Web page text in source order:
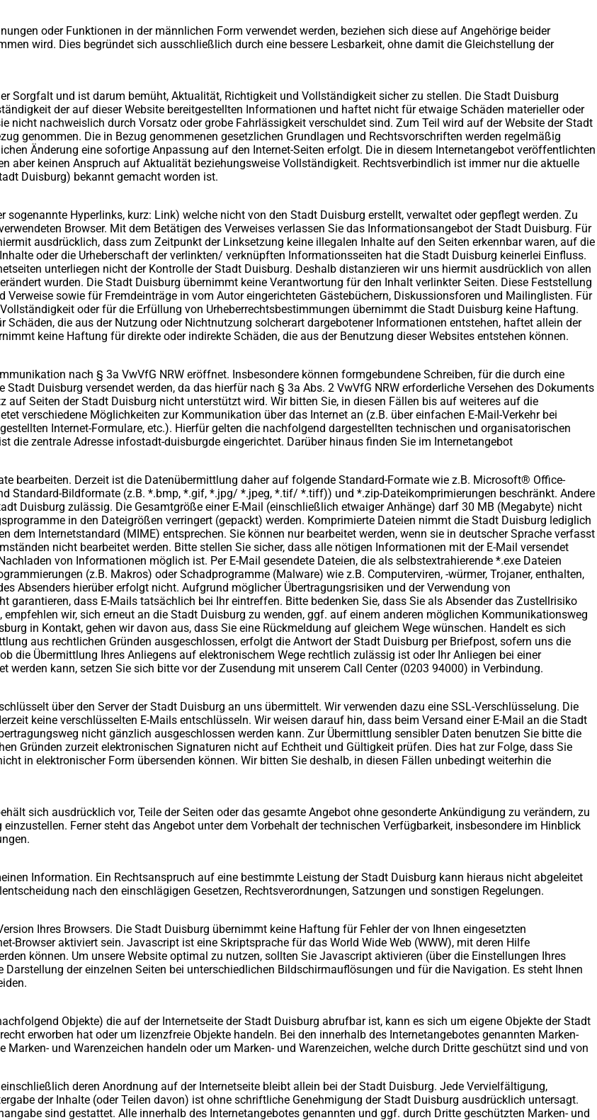
oder Funktionen in der männlichen Form verwendet werden, beziehen sich diese auf Angehörige beider
wird. Dies begründet sich ausschließlich durch eine bessere Lesbarkeit, ohne damit die Gleichstellung der
Sorgfalt und ist darum bemüht, Aktualität, Richtigkeit und Vollständigkeit sicher zu stellen. Die Stadt Duisburg
der auf dieser Website bereitgestellten Informationen und haftet nicht für etwaige Schäden materieller oder
nicht nachweislich durch Vorsatz oder grobe Fahrlässigkeit verschuldet sind. Zum Teil wird auf der Website der Stadt
genommen. Die in Bezug genommenen gesetzlichen Grundlagen und Rechtsvorschriften werden regelmäßig
Änderung eine sofortige Anpassung auf den Internet-Seiten erfolgt. Die in diesem Internetangebot veröffentlichten
aber keinen Anspruch auf Aktualität beziehungsweise Vollständigkeit. Rechtsverbindlich ist immer nur die aktuelle
Duisburg) bekannt gemacht worden ist.
Hyperlinks, kurz: Link) welche nicht von den Stadt Duisburg erstellt, verwaltet oder gepflegt werden. Zu
Browser. Mit dem Betätigen des Verweises verlassen Sie das Informationsangebot der Stadt Duisburg. Für
ausdrücklich, dass zum Zeitpunkt der Linksetzung keine illegalen Inhalte auf den Seiten erkennbar waren, auf die
oder die Urheberschaft der verlinkten/ verknüpften Informationsseiten hat die Stadt Duisburg keinerlei Einfluss.
unterliegen nicht der Kontrolle der Stadt Duisburg. Deshalb distanzieren wir uns hiermit ausdrücklich von allen
wurden. Die Stadt Duisburg übernimmt keine Verantwortung für den Inhalt verlinkter Seiten. Diese Feststellung
sowie für Fremdeinträge in vom Autor eingerichteten Gästebüchern, Diskussionsforen und Mailinglisten. Für
oder für die Erfüllung von Urheberrechtsbestimmungen übernimmt die Stadt Duisburg keine Haftung.
die aus der Nutzung oder Nichtnutzung solcherart dargebotener Informationen entstehen, haftet allein der
keine Haftung für direkte oder indirekte Schäden, die aus der Benutzung dieser Websites entstehen können.
nach § 3a VwVfG NRW eröffnet. Insbesondere können formgebundene Schreiben, für die durch eine
Duisburg versendet werden, da das hierfür nach § 3a Abs. 2 VwVfG NRW erforderliche Versehen des Dokuments
Seiten der Stadt Duisburg nicht unterstützt wird. Wir bitten Sie, in diesen Fällen bis auf weiteres auf die
verschiedene Möglichkeiten zur Kommunikation über das Internet an (z.B. über einfachen E-Mail-Verkehr bei
Internet-Formulare, etc.). Hierfür gelten die nachfolgend dargestellten technischen und organisatorischen
die zentrale Adresse infostadt-duisburgde eingerichtet. Darüber hinaus finden Sie im Internetangebot
bearbeiten. Derzeit ist die Datenübermittlung daher auf folgende Standard-Formate wie z.B. Microsoft® Office-
Standard-Bildformate (z.B. *.bmp, *.gif, *.jpg/ *.jpeg, *.tif/ *.tiff)) und *.zip-Dateikomprimierungen beschränkt. Andere
Duisburg zulässig. Die Gesamtgröße einer E-Mail (einschließlich etwaiger Anhänge) darf 30 MB (Megabyte) nicht
in den Dateigrößen verringert (gepackt) werden. Komprimierte Dateien nimmt die Stadt Duisburg lediglich
dem Internetstandard (MIME) entsprechen. Sie können nur bearbeitet werden, wenn sie in deutscher Sprache verfasst
nicht bearbeitet werden. Bitte stellen Sie sicher, dass alle nötigen Informationen mit der E-Mail versendet
von Informationen möglich ist. Per E-Mail gesendete Dateien, die als selbstextrahierende *.exe Dateien
(z.B. Makros) oder Schadprogramme (Malware) wie z.B. Computerviren, -würmer, Trojaner, enthalten,
Absenders hierüber erfolgt nicht. Aufgrund möglicher Übertragungsrisiken und der Verwendung von
garantieren, dass E-Mails tatsächlich bei Ihr eintreffen. Bitte bedenken Sie, dass Sie als Absender das Zustellrisiko
wir, sich erneut an die Stadt Duisburg zu wenden, ggf. auf einem anderen möglichen Kommunikationsweg
in Kontakt, gehen wir davon aus, dass Sie eine Rückmeldung auf gleichem Wege wünschen. Handelt es sich
aus rechtlichen Gründen ausgeschlossen, erfolgt die Antwort der Stadt Duisburg per Briefpost, sofern uns die
die Übermittlung Ihres Anliegens auf elektronischem Wege rechtlich zulässig ist oder Ihr Anliegen bei einer
kann, setzen Sie sich bitte vor der Zusendung mit unserem Call Center (0203 94000) in Verbindung.
über den Server der Stadt Duisburg an uns übermittelt. Wir verwenden dazu eine SSL-Verschlüsselung. Die
keine verschlüsselten E-Mails entschlüsseln. Wir weisen darauf hin, dass beim Versand einer E-Mail an die Stadt
nicht gänzlich ausgeschlossen werden kann. Zur Übermittlung sensibler Daten benutzen Sie bitte die
Gründen zurzeit elektronischen Signaturen nicht auf Echtheit und Gültigkeit prüfen. Dies hat zur Folge, dass Sie
in elektronischer Form übersenden können. Wir bitten Sie deshalb, in diesen Fällen unbedingt weiterhin die
sich ausdrücklich vor, Teile der Seiten oder das gesamte Angebot ohne gesonderte Ankündigung zu verändern, zu
Ferner steht das Angebot unter dem Vorbehalt der technischen Verfügbarkeit, insbesondere im Hinblick
Information. Ein Rechtsanspruch auf eine bestimmte Leistung der Stadt Duisburg kann hieraus nicht abgeleitet
nach den einschlägigen Gesetzen, Rechtsverordnungen, Satzungen und sonstigen Regelungen.
Ihres Browsers. Die Stadt Duisburg übernimmt keine Haftung für Fehler der von Ihnen eingesetzten
Browser aktiviert sein. Javascript ist eine Skriptsprache für das World Wide Web (WWW), mit deren Hilfe
können. Um unsere Website optimal zu nutzen, sollten Sie Javascript aktivieren (über die Einstellungen Ihres
der einzelnen Seiten bei unterschiedlichen Bildschirmauflösungen und für die Navigation. Es steht Ihnen
Objekte) die auf der Internetseite der Stadt Duisburg abrufbar ist, kann es sich um eigene Objekte der Stadt
erworben hat oder um lizenzfreie Objekte handeln. Bei den innerhalb des Internetangebotes genannten Marken-
und Warenzeichen handeln oder um Marken- und Warenzeichen, welche durch Dritte geschützt sind und von
deren Anordnung auf der Internetseite bleibt allein bei der Stadt Duisburg. Jede Vervielfältigung,
der Inhalte (oder Teilen davon) ist ohne schriftliche Genehmigung der Stadt Duisburg ausdrücklich untersagt.
sind gestattet. Alle innerhalb des Internetangebotes genannten und ggf. durch Dritte geschützten Marken- und